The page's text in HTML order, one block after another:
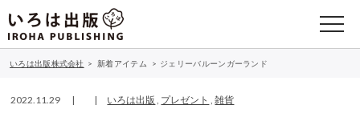
いろは出版株式会社 > 新着アイテム > ジェリーバルーンガーランド
2022.11.29 | | いろは出版 , プレゼント ,雑貨